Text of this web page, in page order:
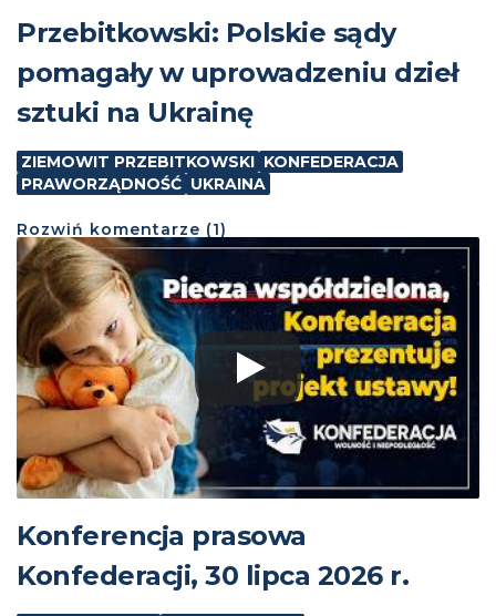
Przebitkowski: Polskie sądy
pomagały w uprowadzeniu dzieł
sztuki na Ukrainę
ZIEMOWIT PRZEBITKOWSKI KONFEDERACJA
PRAWORZĄDNOŚĆ UKRAINA
Rozwiń komentarze (1)
Konferencja prasowa
Konfederacji, 30 lipca 2026 r.